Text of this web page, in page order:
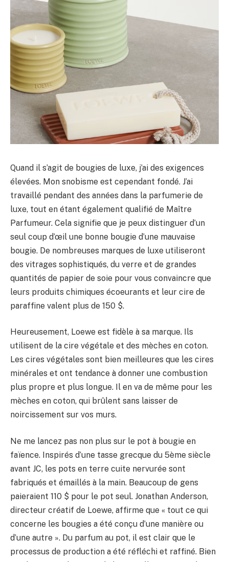
Quand il s’agit de bougies de luxe, j’ai des exigences
élevées. Mon snobisme est cependant fondé. J’ai
travaillé pendant des années dans la parfumerie de
luxe, tout en étant également qualifié de Maître
Parfumeur. Cela signifie que je peux distinguer d’un
seul coup d’œil une bonne bougie d’une mauvaise
bougie. De nombreuses marques de luxe utiliseront
des vitrages sophistiqués, du verre et de grandes
quantités de papier de soie pour vous convaincre que
leurs produits chimiques écoeurants et leur cire de
paraffine valent plus de 150 $.
Heureusement, Loewe est fidèle à sa marque. Ils
utilisent de la cire végétale et des mèches en coton.
Les cires végétales sont bien meilleures que les cires
minérales et ont tendance à donner une combustion
plus propre et plus longue. Il en va de même pour les
mèches en coton, qui brûlent sans laisser de
noircissement sur vos murs.
Ne me lancez pas non plus sur le pot à bougie en
faïence. Inspirés d’une tasse grecque du 5ème siècle
avant JC, les pots en terre cuite nervurée sont
fabriqués et émaillés à la main. Beaucoup de gens
paieraient 110 $ pour le pot seul. Jonathan Anderson,
directeur créatif de Loewe, affirme que « tout ce qui
concerne les bougies a été conçu d’une manière ou
d’une autre ». Du parfum au pot, il est clair que le
processus de production a été réfléchi et raffiné. Bien